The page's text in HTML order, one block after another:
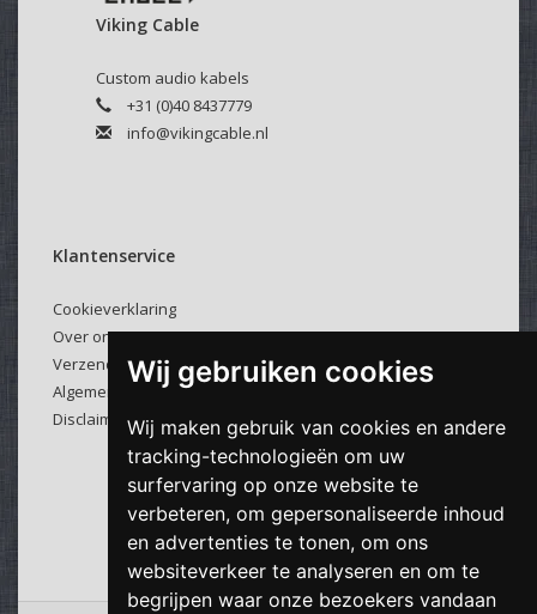
Wij gebruiken cookies
Wij maken gebruik van cookies en andere
tracking-technologieën om uw
surfervaring op onze website te
verbeteren, om gepersonaliseerde inhoud
en advertenties te tonen, om ons
websiteverkeer te analyseren en om te
begrijpen waar onze bezoekers vandaan
Deze klittenband kabelbinders zijn makkelijk en veelvuldig
Viking Cable
Custom audio kabels
+31 (0)40 8437779
info@vikingcable.nl
Klantenservice
Cookieverklaring
Over ons
Verzenden & retourneren
Algemene voorwaarden
Disclaimer